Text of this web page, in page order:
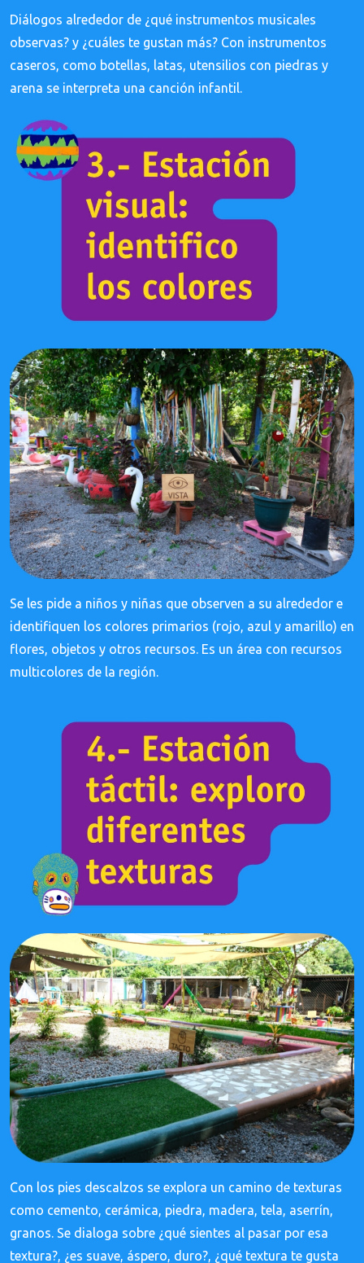
Diálogos alrededor de ¿qué instrumentos musicales
observas? y ¿cuáles te gustan más? Con instrumentos
caseros, como botellas, latas, utensilios con piedras y
arena se interpreta una canción infantil.
Se les pide a niños y niñas que observen a su alrededor e
identifiquen los colores primarios (rojo, azul y amarillo) en
flores, objetos y otros recursos. Es un área con recursos
multicolores de la región.
Con los pies descalzos se explora un camino de texturas
como cemento, cerámica, piedra, madera, tela, aserrín,
granos. Se dialoga sobre ¿qué sientes al pasar por esa
textura?, ¿es suave, áspero, duro?, ¿qué textura te gusta